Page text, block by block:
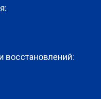
восстановлений: